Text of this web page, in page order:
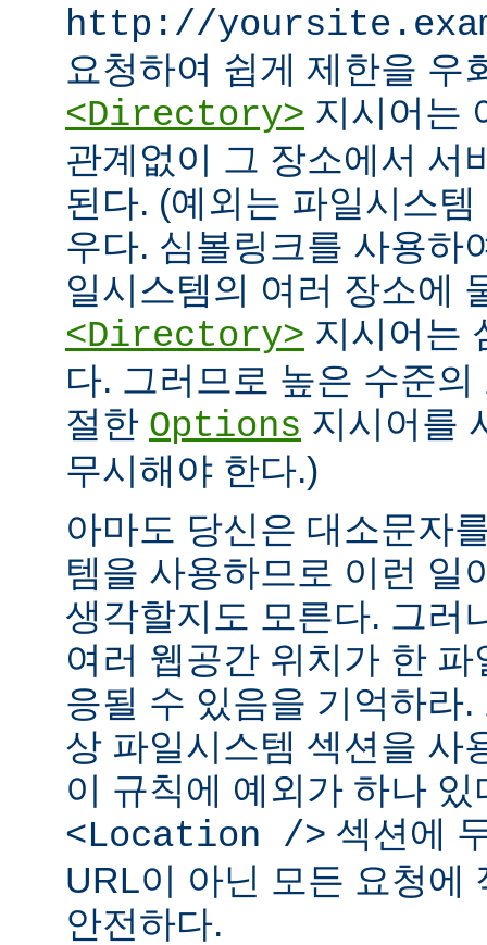
http://
요청하여 쉽게 제한을 우
<Directory> 지시어는
관계없이 그 장소에서 서
된다. (예외는 파일시스
우다. 심볼링크를 사용하
일시스템의 여러 장소에
<Directory> 지시어는
다. 그러므로 높은 수준
절한 Options 지시어를
무시해야 한다.)
아마도 당신은 대소문자
템을 사용하므로 이런 일
생각할지도 모른다. 그러
여러 웹공간 위치가 한
응될 수 있음을 기억하라
상 파일시스템 섹션을 사
이 규칙에 예외가 하나
<Location /> 섹션에
URL이 아닌 모든 요청에
안전하다.